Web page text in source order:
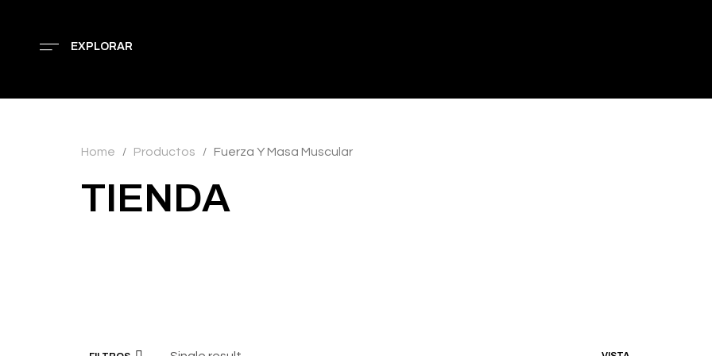
EXPLORAR
Home / Productos / Fuerza Y Masa Muscular
TIENDA